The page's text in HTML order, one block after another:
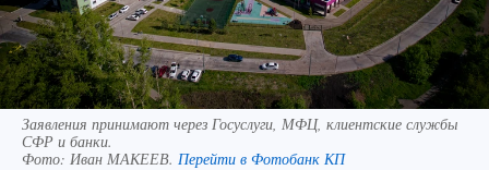
Заявления принимают через Госуслуги, МФЦ, клиентские службы
СФР и банки.
Фото: Иван МАКЕЕВ. Перейти в Фотобанк КП